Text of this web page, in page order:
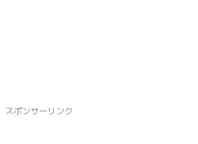
スポンサーリンク